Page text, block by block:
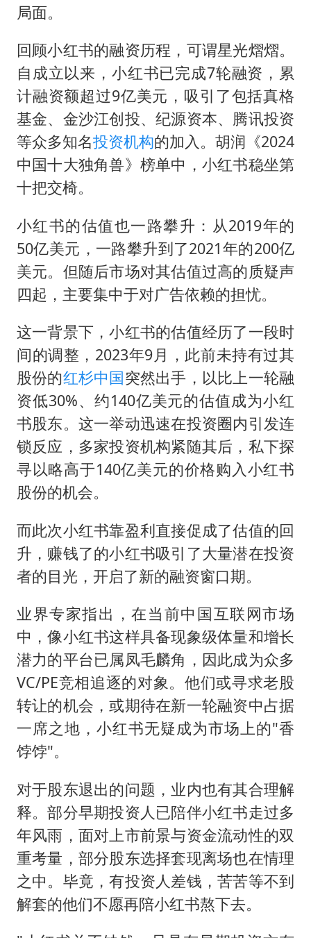
局面。
回顾小红书的融资历程，可谓星光熠熠。
自成立以来，小红书已完成7轮融资，累
计融资额超过9亿美元，吸引了包括真格
基金、金沙江创投、纪源资本、腾讯投资
等众多知名投资机构的加入。胡润《2024
中国十大独角兽》榜单中，小红书稳坐第
十把交椅。
小红书的估值也一路攀升：从2019年的
50亿美元，一路攀升到了2021年的200亿
美元。但随后市场对其估值过高的质疑声
四起，主要集中于对广告依赖的担忧。
这一背景下，小红书的估值经历了一段时
间的调整，2023年9月，此前未持有过其
股份的红杉中国突然出手，以比上一轮融
资低30%、约140亿美元的估值成为小红
书股东。这一举动迅速在投资圈内引发连
锁反应，多家投资机构紧随其后，私下探
寻以略高于140亿美元的价格购入小红书
股份的机会。
而此次小红书靠盈利直接促成了估值的回
升，赚钱了的小红书吸引了大量潜在投资
者的目光，开启了新的融资窗口期。
业界专家指出，在当前中国互联网市场
中，像小红书这样具备现象级体量和增长
潜力的平台已属凤毛麟角，因此成为众多
VC/PE竞相追逐的对象。他们或寻求老股
转让的机会，或期待在新一轮融资中占据
一席之地，小红书无疑成为市场上的"香
饽饽"。
对于股东退出的问题，业内也有其合理解
释。部分早期投资人已陪伴小红书走过多
年风雨，面对上市前景与资金流动性的双
重考量，部分股东选择套现离场也在情理
之中。毕竟，有投资人差钱，苦苦等不到
解套的他们不愿再陪小红书熬下去。